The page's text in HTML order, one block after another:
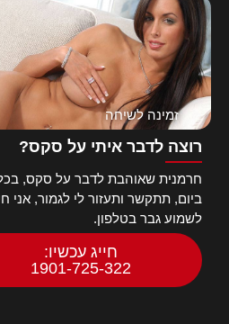
זמינה לשיחה
רוצה לדבר איתי על סקס?
חרמנית שאוהבת לדבר על סקס,
ביום, תתקשר ותעזור לי לגמור, אני
לשמוע גבר בטלפון.
חייג עכשיו:
1901-725-322